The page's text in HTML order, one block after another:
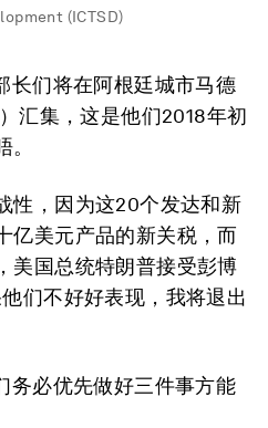
(ICTSD)
长们将在阿根廷城市马德
汇集，这是他们2018年初
性，因为这20个发达和新
亿美元产品的新关税，而
美国总统特朗普接受彭博
们不好好表现，我将退出
务必优先做好三件事方能